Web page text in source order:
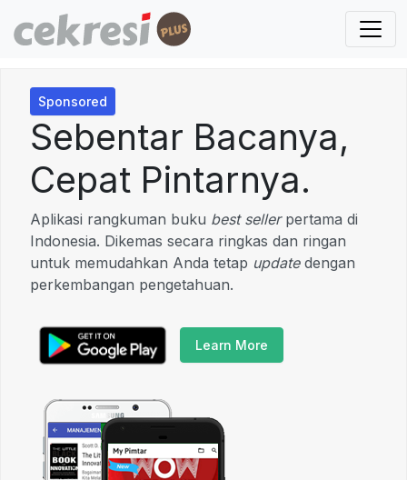
Sponsored
Sebentar Bacanya,
Cepat Pintarnya.
Aplikasi rangkuman buku best sellerpertama di
Indonesia. Dikemas secara ringkas dan ringan
untuk memudahkan Anda tetap updatedengan
perkembangan pengetahuan.
Learn More